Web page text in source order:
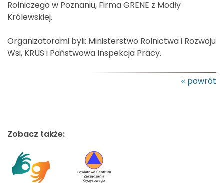
Rolniczego w Poznaniu, Firma GRENE z Modły
Królewskiej.
Organizatorami byli: Ministerstwo Rolnictwa i Rozwoju
Wsi, KRUS i Państwowa Inspekcja Pracy.
powrót
Zobacz także: